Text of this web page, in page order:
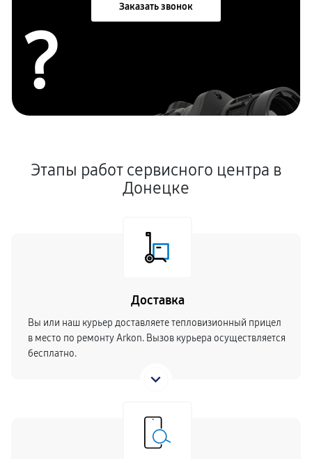
Заказать звонок
?
Этапы работ сервисного центра в
Донецке
Доставка
Вы или наш курьер доставляете тепловизионный прицел
в место по ремонту Arkon. Вызов курьера осуществляется
бесплатно.